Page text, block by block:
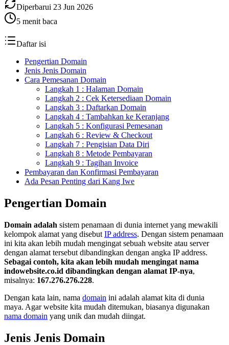
Diperbarui 23 Jun 2026
5 menit baca
Daftar isi
Pengertian Domain
Jenis Jenis Domain
Cara Pemesanan Domain
Langkah 1 : Halaman Domain
Langkah 2 : Cek Ketersediaan Domain
Langkah 3 : Daftarkan Domain
Langkah 4 : Tambahkan ke Keranjang
Langkah 5 : Konfigurasi Pemesanan
Langkah 6 : Review & Checkout
Langkah 7 : Pengisian Data Diri
Langkah 8 : Metode Pembayaran
Langkah 9 : Tagihan Invoice
Pembayaran dan Konfirmasi Pembayaran
Ada Pesan Penting dari Kang Iwe
Pengertian Domain
Domain adalah sistem penamaan di dunia internet yang mewakili
kelompok alamat yang disebut IP address. Dengan sistem penamaan
ini kita akan lebih mudah mengingat sebuah website atau server
dengan alamat tersebut dibandingkan dengan angka IP address.
Sebagai contoh, kita akan lebih mudah mengingat nama
indowebsite.co.id dibandingkan dengan alamat IP-nya,
misalnya: 167.276.276.228.
Dengan kata lain, nama domain ini adalah alamat kita di dunia
maya. Agar website kita mudah ditemukan, biasanya digunakan
nama domain yang unik dan mudah diingat.
Jenis Jenis Domain